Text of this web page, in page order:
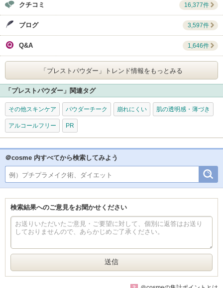
クチコミ 16,377件
ブログ 3,597件
Q&A 1,646件
「プレストパウダー」 トレンド情報をもっとみる
「プレストパウダー」関連タグ
その他スキンケア パウダーチーク 崩れにくい 肌の透明感・薄づき
アルコールフリー PR
＠cosme 内すべてから検索してみよう
検索結果へのご意見をお聞かせください